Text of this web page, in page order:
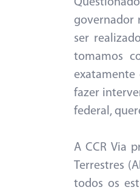
governador
ser
tomamos
exatamente
fazer
federal,
A CCR Via
Terrestres
todos os